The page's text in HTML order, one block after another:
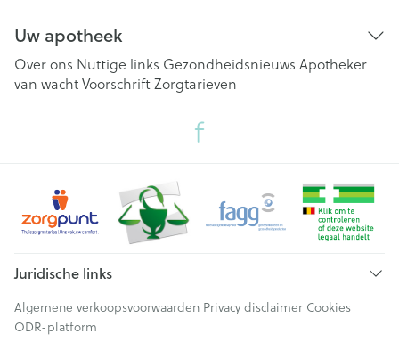
Uw apotheek
Over ons Nuttige links Gezondheidsnieuws Apotheker
van wachtVoorschriftZorgtarieven
Juridische links
Algemene verkoopsvoorwaarden Privacy disclaimer Cookies
ODR-platform